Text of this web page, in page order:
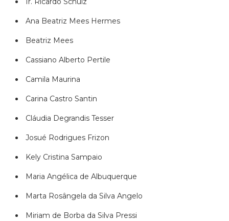
Ana Beatriz Mees Hermes
Beatriz Mees
Cassiano Alberto Pertile
Camila Maurina
Carina Castro Santin
Cláudia Degrandis Tesser
Josué Rodrigues Frizon
Kely Cristina Sampaio
Maria Angélica de Albuquerque
Marta Rosângela da Silva Angelo
Miriam de Borba da Silva Pressi